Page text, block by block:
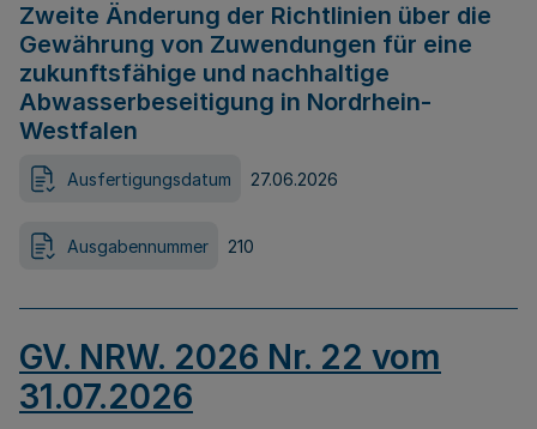
Zweite Änderung der Richtlinien über die
Gewährung von Zuwendungen für eine
zukunftsfähige und nachhaltige
Abwasserbeseitigung in Nordrhein-
Westfalen
Ausfertigungsdatum 27.06.2026
Ausgabennummer 210
GV. NRW. 2026 Nr. 22 vom
31.07.2026